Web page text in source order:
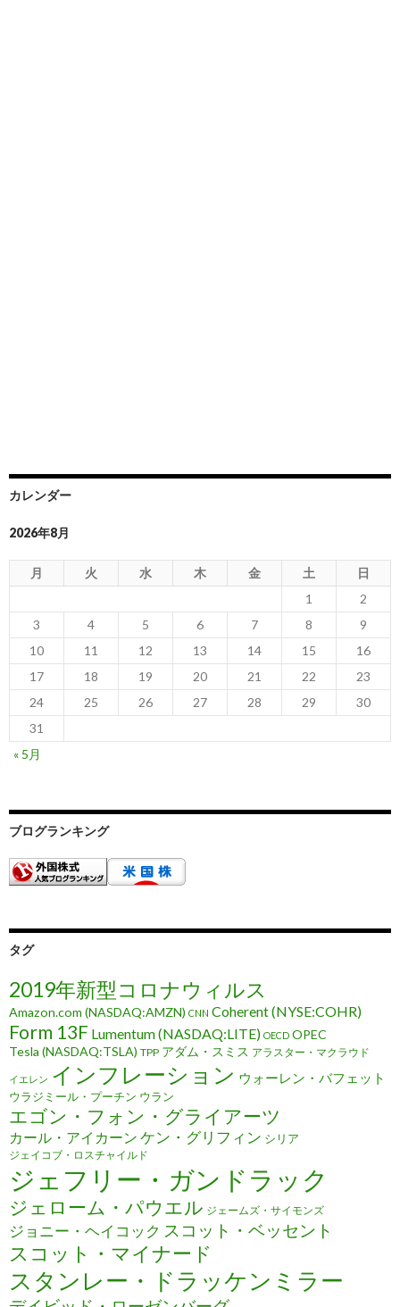
カレンダー
2026年8月
月 火 水 木 金 土
日
1
2
3
4 5 6 7 8
9
10
11 12 13 14 15
16
17
18 19 20 21 22
23
24
25 26 27 28 29
30
31
« 5月
ブログランキング
タグ
2019年新型コロナウィルス
Amazon.com (NASDAQ:AMZN) CNN Coherent (NYSE:COHR)
Form 13F Lumentum (NASDAQ:LITE) OECD OPEC
Tesla (NASDAQ:TSLA) TPP アダム・スミス アラスター・マクラウド
イエレン インフレーション ウォーレン・バフェット
ウラジミール・プーチン ウラン
エゴン・フォン・グライアーツ
カール・アイカーン ケン・グリフィン シリア
ジェイコブ・ロスチャイルド
ジェフリー・ガンドラック
ジェローム・パウエル ジェームズ・サイモンズ
ジョニー・ヘイコック スコット・ベッセント
スコット・マイナード
スタンレー・ドラッケンミラー